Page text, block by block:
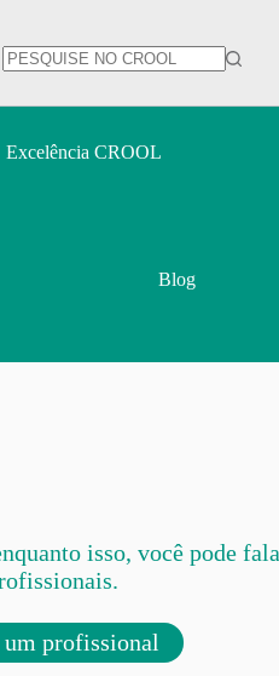
Excelência CROOL
Blog
isso, você pode
profissional